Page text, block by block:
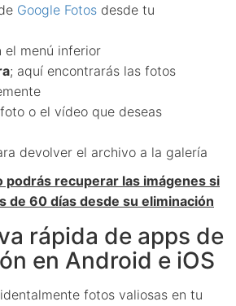
Google Fotos desde tu
el menú inferior
; aquí encontrarás las fotos
o el vídeo que deseas
devolver el archivo a la galería
podrás recuperar las imágenes si
de 60 días desde su eliminación
rápida de apps de
en Android e iOS
fotos valiosas en tu